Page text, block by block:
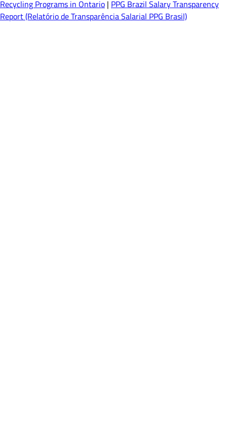
Recycling Programs in Ontario | PPG Brazil Salary Transparency
Report (Relatório de Transparência Salarial PPG Brasil)